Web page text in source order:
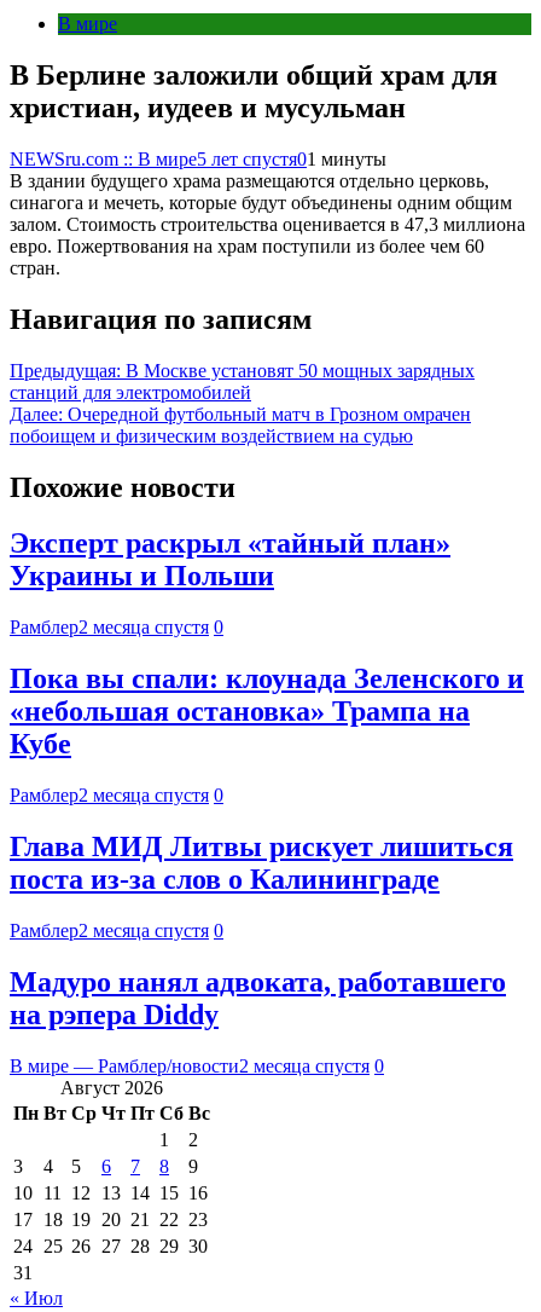
В мире
В Берлине заложили общий храм для
христиан, иудеев и мусульман
NEWSru.com :: В мире5 лет спустя01 минуты
В здании будущего храма размещаются отдельно церковь,
синагога и мечеть, которые будут объединены одним общим
залом. Стоимость строительства оценивается в 47,3 миллиона
евро. Пожертвования на храм поступили из более чем 60
стран.
Навигация по записям
Предыдущая: В Москве установят 50 мощных зарядных
станций для электромобилей
Далее: Очередной футбольный матч в Грозном омрачен
побоищем и физическим воздействием на судью
Похожие новости
Эксперт раскрыл «тайный план»
Украины и Польши
Рамблер2 месяца спустя 0
Пока вы спали: клоунада Зеленского и
«небольшая остановка» Трампа на
Кубе
Рамблер2 месяца спустя 0
Глава МИД Литвы рискует лишиться
поста из-за слов о Калининграде
Рамблер2 месяца спустя 0
Мадуро нанял адвоката, работавшего
на рэпера Diddy
В мире — Рамблер/новости2 месяца спустя 0
Август 2026
Пн Вт Ср Чт Пт Сб Вс
1
2
3
4 5 6 7 8
9
10 11 12 13 14 15 16
17 18 19 20 21 22 23
24 25 26 27 28 29 30
31
« Июл